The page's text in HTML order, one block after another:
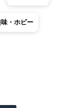
・ホビー